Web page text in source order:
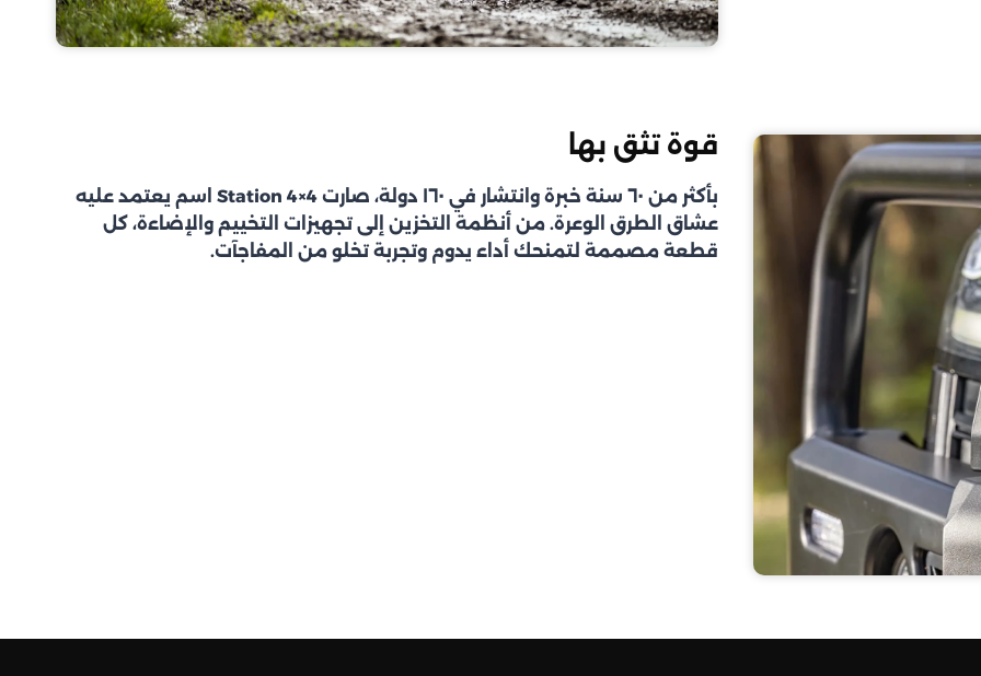
قوة تثق بها
بأكثر من ٦٠ سنة خبرة وانتشار في ١٦٠ دولة، صارت Station 4×4 اسم يعتمد عليه
عشاق الطرق الوعرة. من أنظمة التخزين إلى تجهيزات التخييم والإضاءة، كل
قطعة مصممة لتمنحك أداء يدوم وتجربة تخلو من المفاجآت.